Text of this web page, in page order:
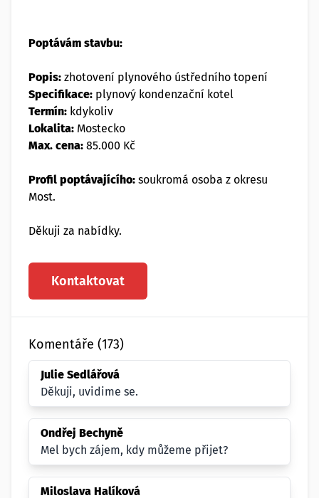
Poptávám stavbu:
Popis: zhotovení plynového ústředního topení
Specifikace: plynový kondenzační kotel
Termín: kdykoliv
Lokalita: Mostecko
Max. cena: 85.000 Kč
Profil poptávajícího: soukromá osoba z okresu
Most.
Děkuji za nabídky.
Kontaktovat
Komentáře (173)
Julie Sedlářová
Děkuji, uvidime se.
Ondřej Bechyně
Mel bych zájem, kdy můžeme přijet?
Miloslava Halíková